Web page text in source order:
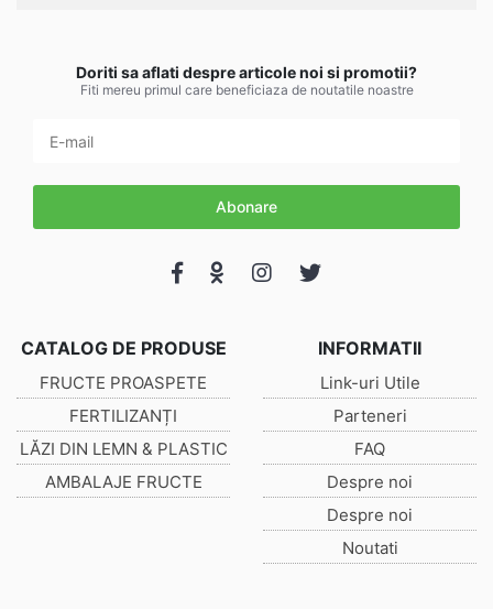
CATALOG DE PRODUSE
FRUCTE PROASPETE
FERTILIZANȚI
LĂZI DIN LEMN & PLASTIC
AMBALAJE FRUCTE
INFORMATII
Link-uri Utile
Parteneri
FAQ
Despre noi
Despre noi
Noutati
Doriti sa aflati despre articole noi si promotii?
Fiti mereu primul care beneficiaza de noutatile noastre
Abonare